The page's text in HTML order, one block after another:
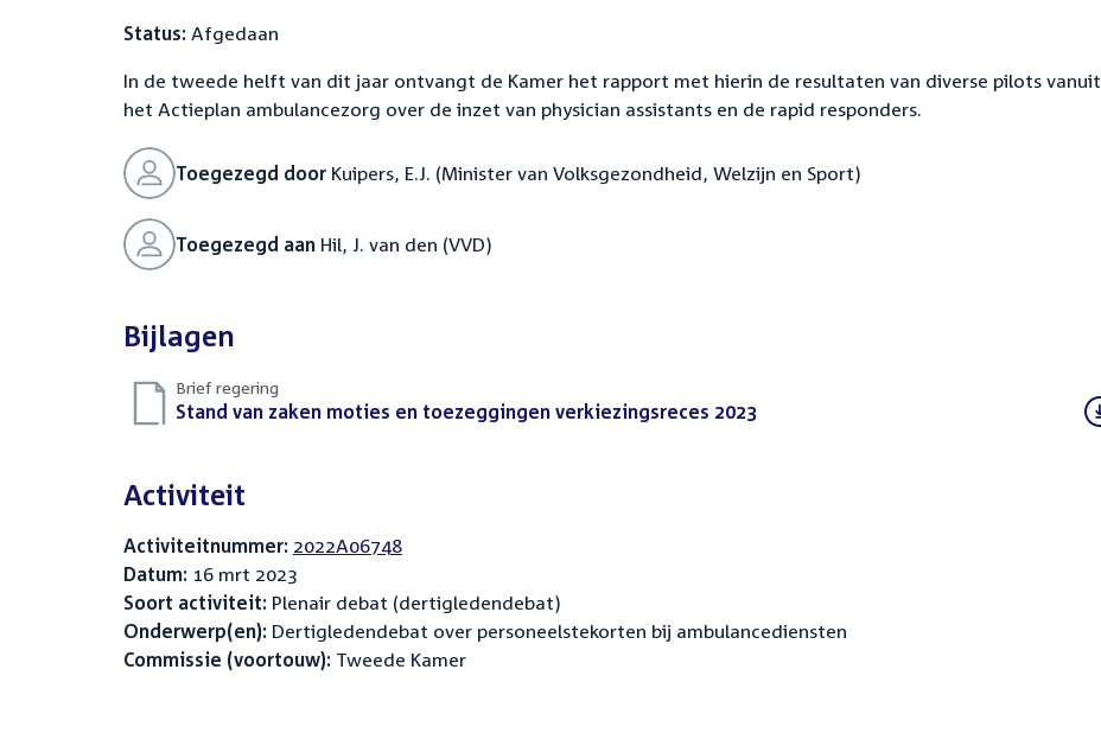
Status: Afgedaan
In de tweede helft van dit jaar ontvangt de Kamer het rapport met hierin de resultaten van diverse pilots vanuit
het Actieplan ambulancezorg over de inzet van physician assistants en de rapid responders.
Toegezegd door Kuipers, E.J. (Minister van Volksgezondheid, Welzijn en Sport)
Toegezegd aan Hil, J. van den (VVD)
Bijlagen
Brief regering
Download
Stand van zaken moties en toezeggingen verkiezingsreces 2023
Activiteit
Activiteitnummer: 2022A06748
Datum: 16 mrt 2023
Soort activiteit: Plenair debat (dertigledendebat)
Onderwerp(en): Dertigledendebat over personeelstekorten bij ambulancediensten
Commissie (voortouw): Tweede Kamer